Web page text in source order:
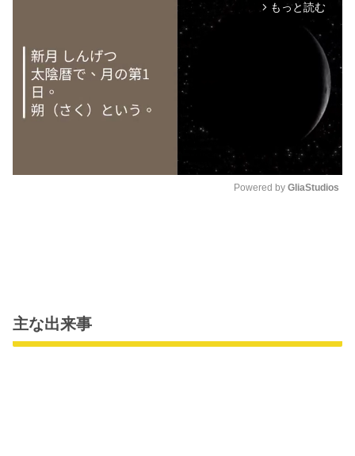
arrow_forward_ios もっと読む
Powered by GliaStudios
主な出来事